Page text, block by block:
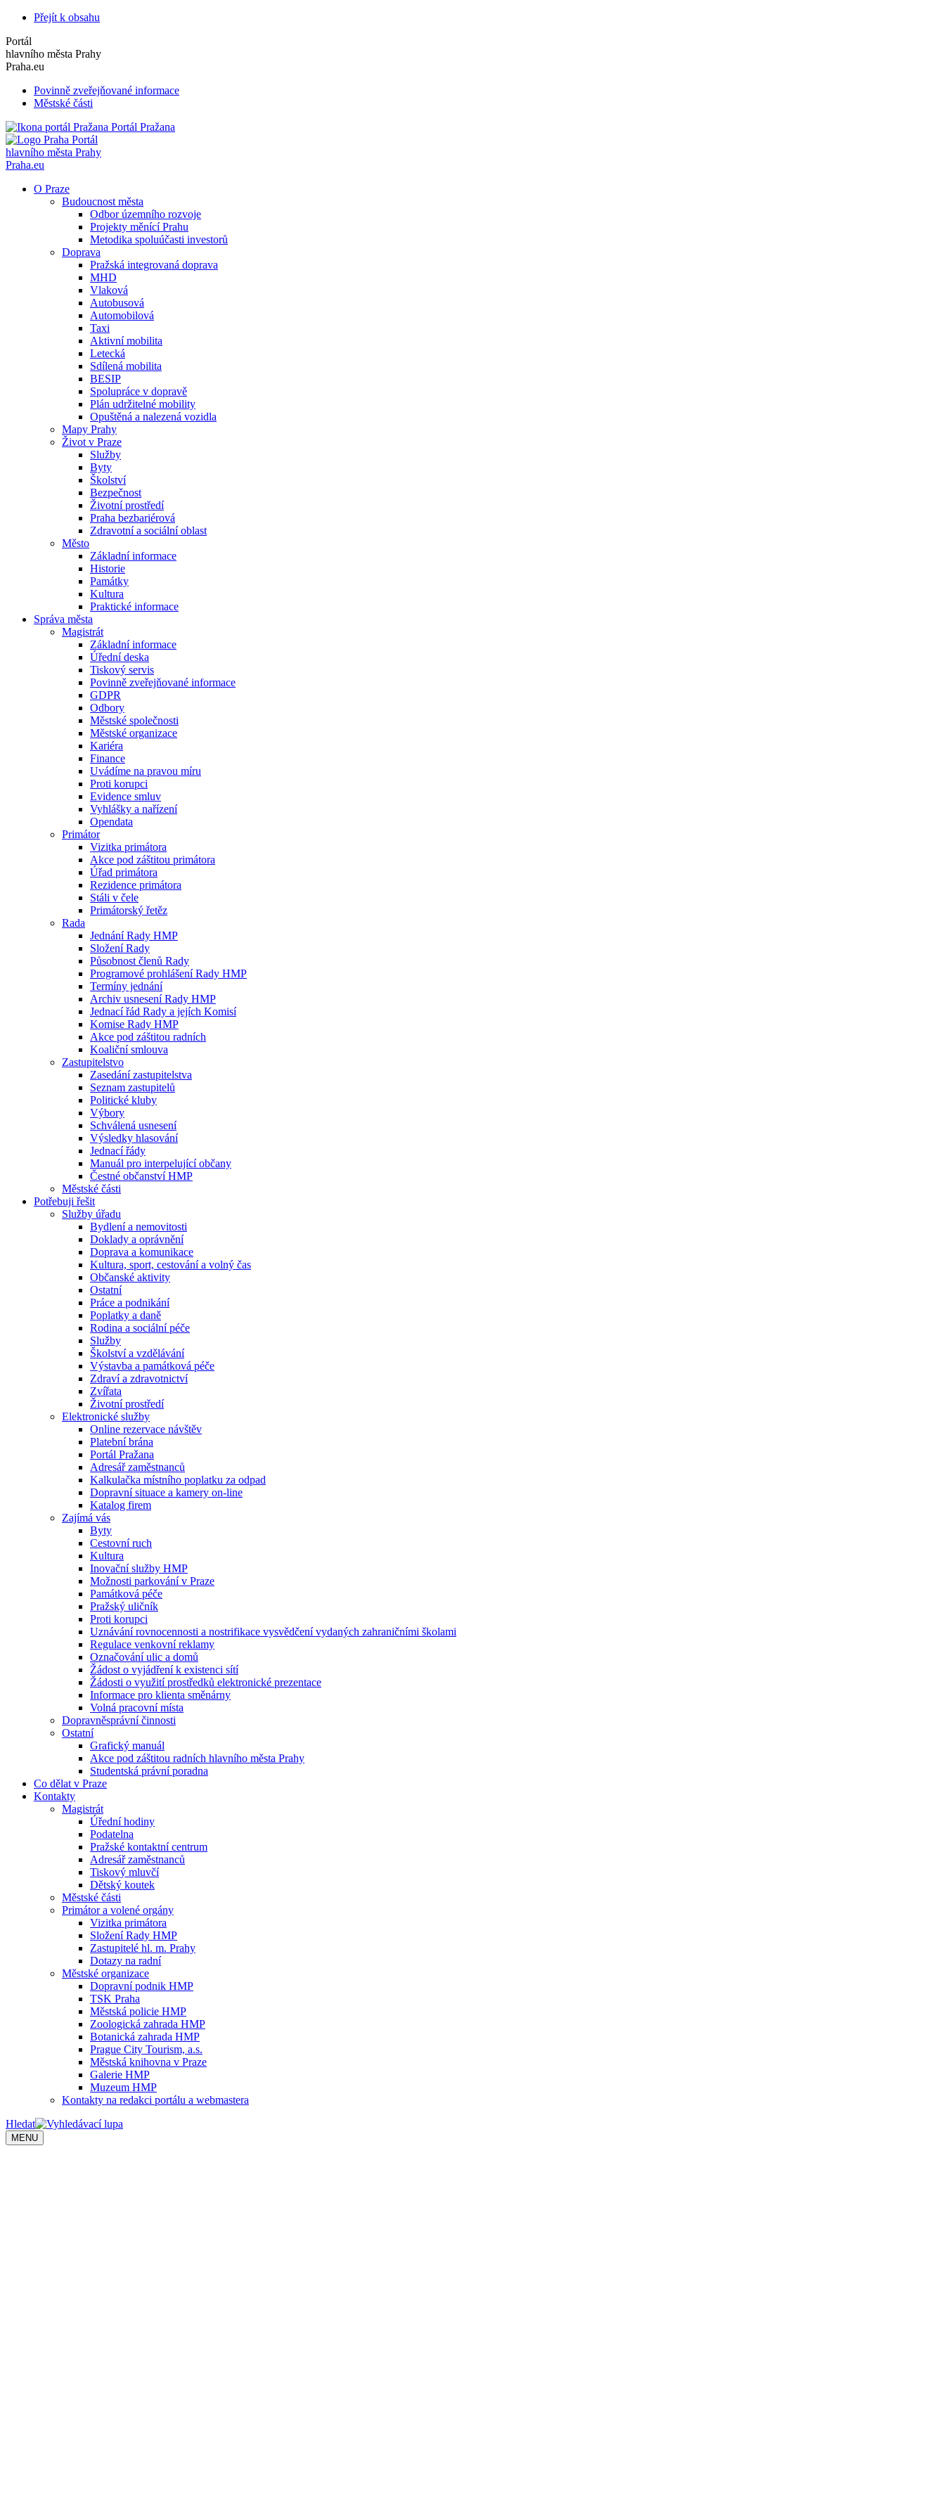
Přejít k obsahu
Portál
hlavního města Prahy
Praha.eu
Povinně zveřejňované informace
Městské části
Portál Pražana
Portál
hlavního města Prahy
Praha.eu
O Praze
Budoucnost města
Odbor územního rozvoje
Projekty měnící Prahu
Metodika spoluúčasti investorů
Doprava
Pražská integrovaná doprava
MHD
Vlaková
Autobusová
Automobilová
Taxi
Aktivní mobilita
Letecká
Sdílená mobilita
BESIP
Spolupráce v dopravě
Plán udržitelné mobility
Opuštěná a nalezená vozidla
Mapy Prahy
Život v Praze
Služby
Byty
Školství
Bezpečnost
Životní prostředí
Praha bezbariérová
Zdravotní a sociální oblast
Město
Základní informace
Historie
Památky
Kultura
Praktické informace
Správa města
Magistrát
Základní informace
Úřední deska
Tiskový servis
Povinně zveřejňované informace
GDPR
Odbory
Městské společnosti
Městské organizace
Kariéra
Finance
Uvádíme na pravou míru
Proti korupci
Evidence smluv
Vyhlášky a nařízení
Opendata
Primátor
Vizitka primátora
Akce pod záštitou primátora
Úřad primátora
Rezidence primátora
Stáli v čele
Primátorský řetěz
Rada
Jednání Rady HMP
Složení Rady
Působnost členů Rady
Programové prohlášení Rady HMP
Termíny jednání
Archiv usnesení Rady HMP
Jednací řád Rady a jejích Komisí
Komise Rady HMP
Akce pod záštitou radních
Koaliční smlouva
Zastupitelstvo
Zasedání zastupitelstva
Seznam zastupitelů
Politické kluby
Výbory
Schválená usnesení
Výsledky hlasování
Jednací řády
Manuál pro interpelující občany
Čestné občanství HMP
Městské části
Potřebuji řešit
Služby úřadu
Bydlení a nemovitosti
Doklady a oprávnění
Doprava a komunikace
Kultura, sport, cestování a volný čas
Občanské aktivity
Ostatní
Práce a podnikání
Poplatky a daně
Rodina a sociální péče
Služby
Školství a vzdělávání
Výstavba a památková péče
Zdraví a zdravotnictví
Zvířata
Životní prostředí
Elektronické služby
Online rezervace návštěv
Platební brána
Portál Pražana
Adresář zaměstnanců
Kalkulačka místního poplatku za odpad
Dopravní situace a kamery on-line
Katalog firem
Zajímá vás
Byty
Cestovní ruch
Kultura
Inovační služby HMP
Možnosti parkování v Praze
Památková péče
Pražský uličník
Proti korupci
Uznávání rovnocennosti a nostrifikace vysvědčení vydaných zahraničními školami
Regulace venkovní reklamy
Označování ulic a domů
Žádost o vyjádření k existenci sítí
Žádosti o využití prostředků elektronické prezentace
Informace pro klienta směnárny
Volná pracovní místa
Dopravněsprávní činnosti
Ostatní
Grafický manuál
Akce pod záštitou radních hlavního města Prahy
Studentská právní poradna
Co dělat v Praze
Kontakty
Magistrát
Úřední hodiny
Podatelna
Pražské kontaktní centrum
Adresář zaměstnanců
Tiskový mluvčí
Dětský koutek
Městské části
Primátor a volené orgány
Vizitka primátora
Složení Rady HMP
Zastupitelé hl. m. Prahy
Dotazy na radní
Městské organizace
Dopravní podnik HMP
TSK Praha
Městská policie HMP
Zoologická zahrada HMP
Botanická zahrada HMP
Prague City Tourism, a.s.
Městská knihovna v Praze
Galerie HMP
Muzeum HMP
Kontakty na redakci portálu a webmastera
Hledat
MENU